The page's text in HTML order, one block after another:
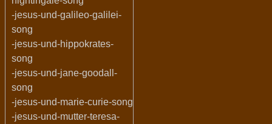
-jesus-und-galileo-galilei-
song
-jesus-und-hippokrates-
song
-jesus-und-jane-goodall-
song
-jesus-und-marie-curie-song
-jesus-und-mutter-teresa-